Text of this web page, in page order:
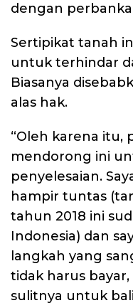
dengan
Sertipikat tanah
untuk terhindar
Biasanya
alas hak.
“Oleh karena itu,
mendorong ini
penyelesaian.
hampir tuntas
tahun 2018 ini
Indonesia) dan
langkah yang
tidak harus
sulitnya untuk